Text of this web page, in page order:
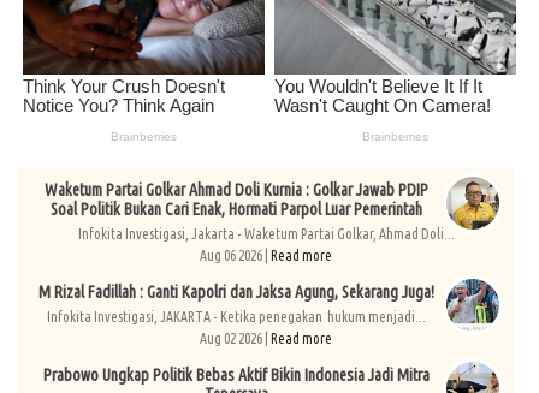
Waketum Partai Golkar Ahmad Doli Kurnia : Golkar Jawab PDIP
Soal Politik Bukan Cari Enak, Hormati Parpol Luar Pemerintah
Infokita Investigasi, Jakarta - Waketum Partai Golkar, Ahmad Doli...
Aug 06 2026 | Read more
M Rizal Fadillah : Ganti Kapolri dan Jaksa Agung, Sekarang Juga!
Infokita Investigasi, JAKARTA - Ketika penegakan hukum menjadi...
Aug 02 2026 | Read more
Prabowo Ungkap Politik Bebas Aktif Bikin Indonesia Jadi Mitra